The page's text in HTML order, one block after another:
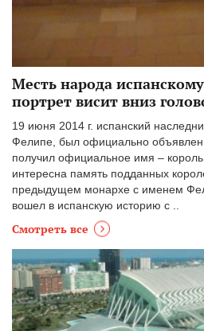
Месть народа
портрет висит вниз
19 июня 2014 г. испанский
Фелипе, был официально
получил официальное имя –
интересна память подданных
предыдущем монархе с именем
вошел в испанскую историю с ..
Смотреть все